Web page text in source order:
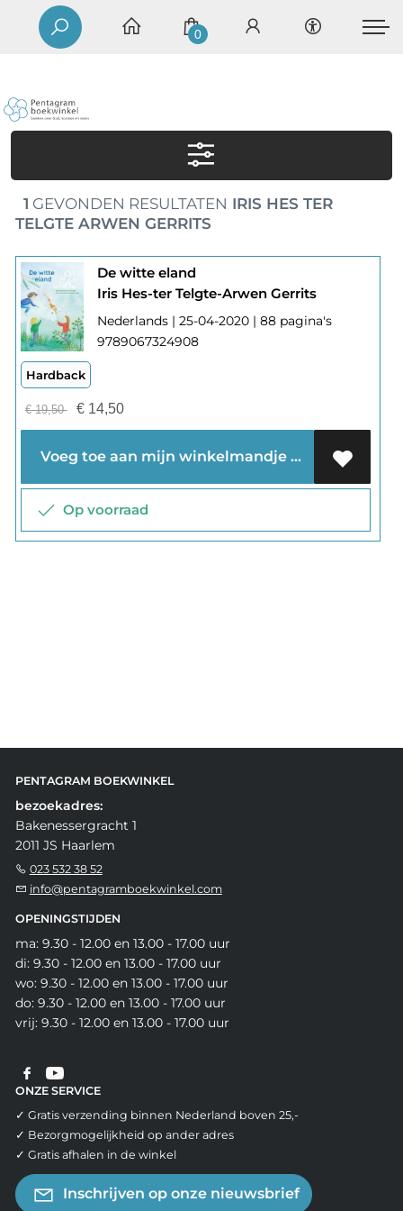
0
1 GEVONDEN RESULTATEN IRIS HES TER
TELGTE ARWEN GERRITS
De witte eland
Iris Hes-ter Telgte-Arwen Gerrits
Nederlands | 25-04-2020 | 88 pagina's
9789067324908
Hardback
€19,50 €14,50
Voeg toe aan mijn winkelmandje
Op voorraad
PENTAGRAM BOEKWINKEL
bezoekadres:
Bakenessergracht 1
2011 JS Haarlem
023 532 38 52
info@pentagramboekwinkel.com
OPENINGSTIJDEN
ma: 9.30 - 12.00 en 13.00 - 17.00 uur
di: 9.30 - 12.00 en 13.00 - 17.00 uur
wo: 9.30 - 12.00 en 13.00 - 17.00 uur
do: 9.30 - 12.00 en 13.00 - 17.00 uur
vrij: 9.30 - 12.00 en 13.00 - 17.00 uur
ONZE SERVICE
✓ Gratis verzending binnen Nederland boven 25,-
✓ Bezorgmogelijkheid op ander adres
✓ Gratis afhalen in de winkel
Inschrijven op onze nieuwsbrief